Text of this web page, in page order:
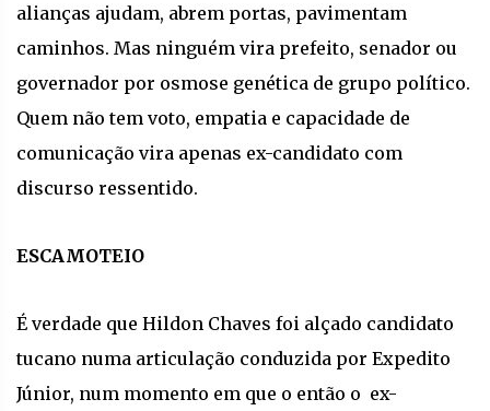
alianças ajudam, abrem portas, pavimentam
caminhos. Mas ninguém vira prefeito, senador ou
governador por osmose genética de grupo político.
Quem não tem voto, empatia e capacidade de
comunicação vira apenas ex-candidato com
discurso ressentido.
ESCAMOTEIO
É verdade que Hildon Chaves foi alçado candidato
tucano numa articulação conduzida por Expedito
Júnior, num momento em que o então o ex-